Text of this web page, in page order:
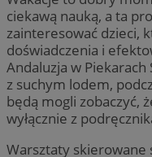
ciekawą nauką, a ta
zainteresować dzieci,
doświadczenia i
Andaluzja w
z suchym lodem,
będą mogli zobaczyć,
wyłącznie z
Warsztaty skierowane